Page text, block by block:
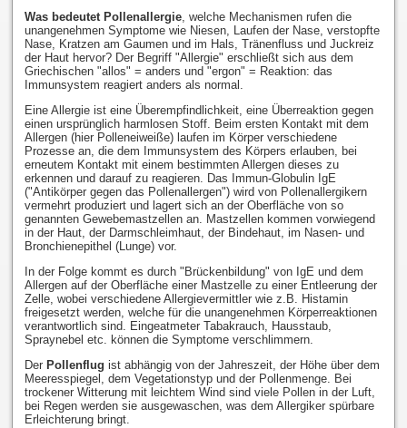
Was bedeutet Pollenallergie, welche Mechanismen rufen die
unangenehmen Symptome wie Niesen, Laufen der Nase, verstopfte
Nase, Kratzen am Gaumen und im Hals, Tränenfluss und Juckreiz
der Haut hervor? Der Begriff "Allergie" erschließt sich aus dem
Griechischen "allos" = anders und "ergon" = Reaktion: das
Immunsystem reagiert anders als normal.
Eine Allergie ist eine Überempfindlichkeit, eine Überreaktion gegen
einen ursprünglich harmlosen Stoff. Beim ersten Kontakt mit dem
Allergen (hier Polleneiweiße) laufen im Körper verschiedene
Prozesse an, die dem Immunsystem des Körpers erlauben, bei
erneutem Kontakt mit einem bestimmten Allergen dieses zu
erkennen und darauf zu reagieren. Das Immun-Globulin IgE
("Antikörper gegen das Pollenallergen") wird von Pollenallergikern
vermehrt produziert und lagert sich an der Oberfläche von so
genannten Gewebemastzellen an. Mastzellen kommen vorwiegend
in der Haut, der Darmschleimhaut, der Bindehaut, im Nasen- und
Bronchienepithel (Lunge) vor.
In der Folge kommt es durch "Brückenbildung" von IgE und dem
Allergen auf der Oberfläche einer Mastzelle zu einer Entleerung der
Zelle, wobei verschiedene Allergievermittler wie z.B. Histamin
freigesetzt werden, welche für die unangenehmen Körperreaktionen
verantwortlich sind. Eingeatmeter Tabakrauch, Hausstaub,
Spraynebel etc. können die Symptome verschlimmern.
Der Pollenflug ist abhängig von der Jahreszeit, der Höhe über dem
Meeresspiegel, dem Vegetationstyp und der Pollenmenge. Bei
trockener Witterung mit leichtem Wind sind viele Pollen in der Luft,
bei Regen werden sie ausgewaschen, was dem Allergiker spürbare
Erleichterung bringt.